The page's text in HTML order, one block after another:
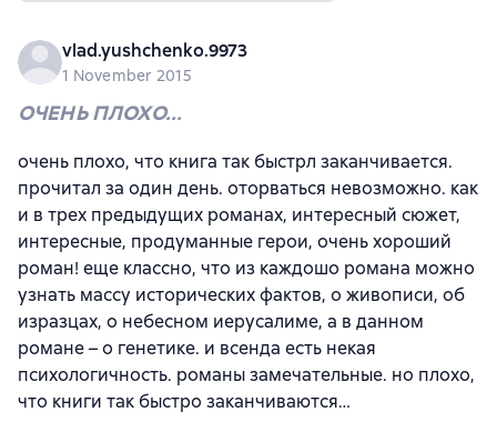
vlad.yushchenko.9973
1 November 2015
ОЧЕНЬ ПЛОХО...
очень плохо, что книга так быстрл заканчивается.
прочитал за один день. оторваться невозможно. как
и в трех предыдущих романах, интересный сюжет,
интересные, продуманные герои, очень хороший
роман! еще классно, что из каждошо романа можно
узнать массу исторических фактов, о живописи, об
изразцах, о небесном иерусалиме, а в данном
романе – о генетике. и всенда есть некая
психологичность. романы замечательные. но плохо,
что книги так быстро заканчиваются…